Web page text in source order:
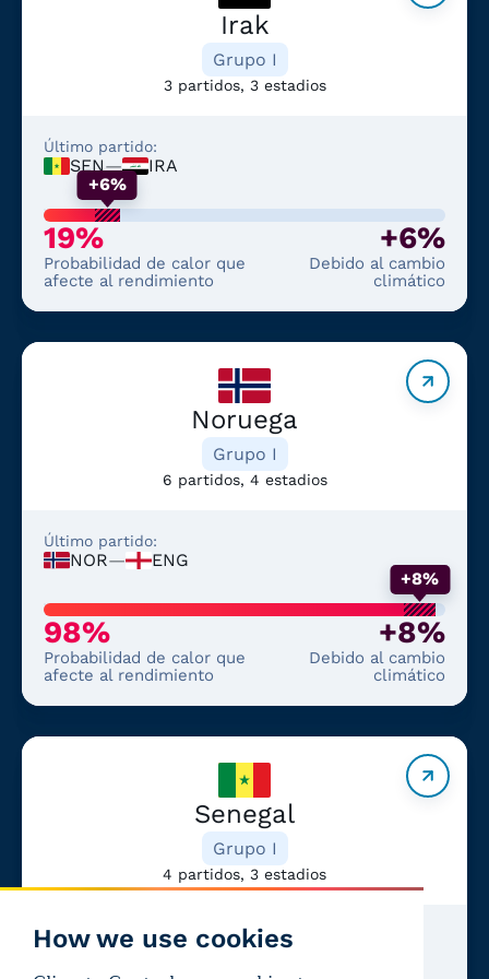
Irak
Grupo I
3 partidos, 3 estadios
Último partido:
SEN—
IRA
+6%
19%
Probabilidad de calor que
afecte al rendimiento
+6%
Debido al cambio
climático
Noruega
Grupo I
6 partidos, 4 estadios
Último partido:
NOR—
ENG
+8%
98%
Probabilidad de calor que
afecte al rendimiento
+8%
Debido al cambio
climático
Senegal
Grupo I
4 partidos, 3 estadios
Último partido:
BEL—
SEN
+2%
How we use cookies